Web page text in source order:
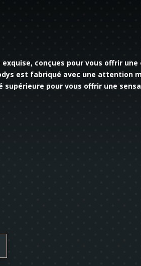
conçues pour vous offrir une
est fabriqué avec une attention
pour vous offrir une